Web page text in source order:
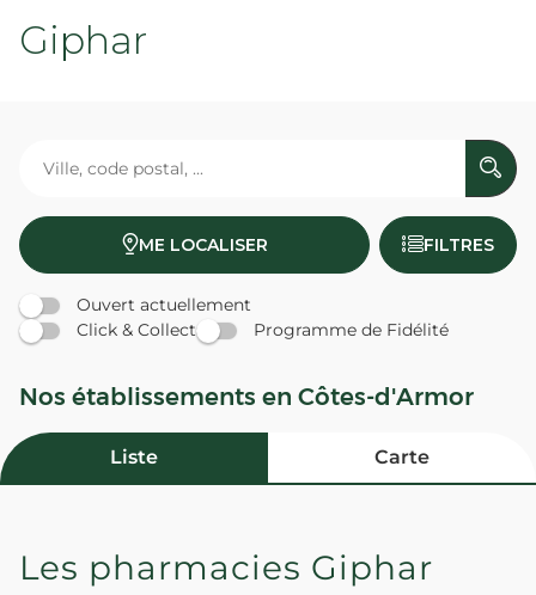
Giphar
ME LOCALISER FILTRES
Ouvert actuellement
Click & Collect
Programme de Fidélité
Nos établissements en Côtes-d'Armor
Liste Carte
PHARMACIE PLERIN CENTRE -
Les pharmacies Giphar